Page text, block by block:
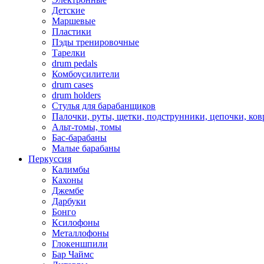
Детские
Маршевые
Пластики
Пэды тренировочные
Тарелки
drum pedals
Комбоусилители
drum cases
drum holders
Стулья для барабанщиков
Палочки, руты, щетки, подструнники, цепочки,
Альт-томы, томы
Бас-барабаны
Малые барабаны
Перкуссия
Калимбы
Кахоны
Джембе
Дарбуки
Бонго
Ксилофоны
Металлофоны
Глокеншпили
Бар Чаймс